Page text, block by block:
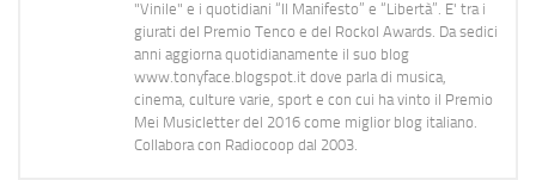
"Vinile" e i quotidiani “Il Manifesto” e “Libertà”. E' tra i
giurati del Premio Tenco e del Rockol Awards. Da sedici
anni aggiorna quotidianamente il suo blog
www.tonyface.blogspot.it dove parla di musica,
cinema, culture varie, sport e con cui ha vinto il Premio
Mei Musicletter del 2016 come miglior blog italiano.
Collabora con Radiocoop dal 2003.